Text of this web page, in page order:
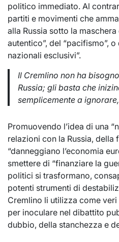
politico immediato. Al
partiti e movimenti che
alla Russia sotto la
autentico”, del “pacifismo”,
nazionali esclusivi”.
Il Cremlino non ha
Russia; gli basta che
semplicemente a
Promuovendo l’idea di una
relazioni con la Russia, della
“danneggiano l’economia
smettere di “finanziare la
politici si trasformano,
potenti strumenti di
Cremlino li utilizza come
per inoculare nel dibattito
dubbio, della stanchezza e